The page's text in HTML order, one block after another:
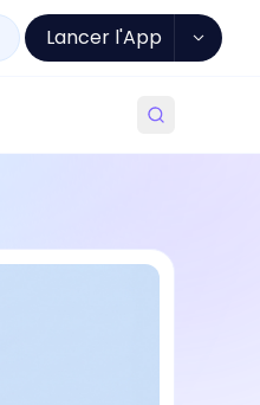
Lancer l'App